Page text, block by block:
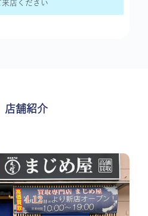
来店ください
店舗紹介